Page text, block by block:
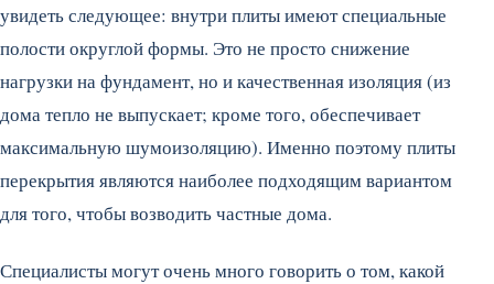
увидеть следующее: внутри плиты имеют специальные
полости округлой формы. Это не просто снижение
нагрузки на фундамент, но и качественная изоляция (из
дома тепло не выпускает; кроме того, обеспечивает
максимальную шумоизоляцию). Именно поэтому плиты
перекрытия являются наиболее подходящим вариантом
для того, чтобы возводить частные дома.
Специалисты могут очень много говорить о том, какой